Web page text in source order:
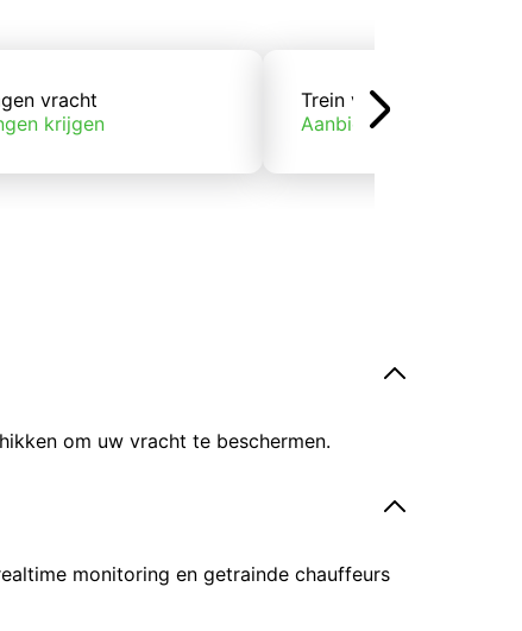
vracht
krijgen
Trein vracht
Aanbiedingen krijgen
om uw vracht te beschermen.
monitoring en getrainde chauffeurs